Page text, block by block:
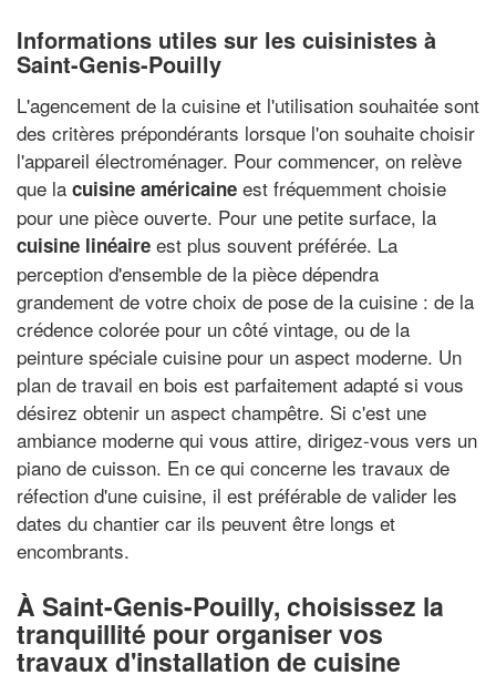
Informations utiles sur les cuisinistes à
Saint-Genis-Pouilly
L'agencement de la cuisine et l'utilisation souhaitée sont
des critères prépondérants lorsque l'on souhaite choisir
l'appareil électroménager. Pour commencer, on relève
que la cuisine américaine est fréquemment choisie
pour une pièce ouverte. Pour une petite surface, la
cuisine linéaire est plus souvent préférée. La
perception d'ensemble de la pièce dépendra
grandement de votre choix de pose de la cuisine : de la
crédence colorée pour un côté vintage, ou de la
peinture spéciale cuisine pour un aspect moderne. Un
plan de travail en bois est parfaitement adapté si vous
désirez obtenir un aspect champêtre. Si c'est une
ambiance moderne qui vous attire, dirigez-vous vers un
piano de cuisson. En ce qui concerne les travaux de
réfection d'une cuisine, il est préférable de valider les
dates du chantier car ils peuvent être longs et
encombrants.
À Saint-Genis-Pouilly, choisissez la
tranquillité pour organiser vos
travaux d'installation de cuisine